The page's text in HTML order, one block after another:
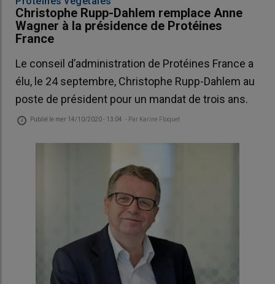
Christophe Rupp-Dahlem remplace Anne
Wagner à la présidence de Protéines
France
Le conseil d’administration de Protéines France a
élu, le 24 septembre, Christophe Rupp-Dahlem au
poste de président pour un mandat de trois ans.
Publié le mer 14/10/2020 - 13:04 - Par Karine Floquet